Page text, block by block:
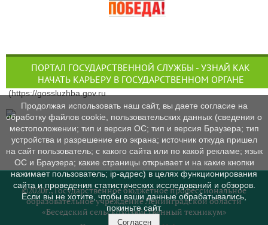
ПОРТАЛ ГОСУДАРСТВЕННОЙ СЛУЖБЫ - УЗНАЙ КАК
НАЧАТЬ КАРЬЕРУ В ГОСУДАРСТВЕННОМ ОРГАНЕ
(https://gossluzhba.gov.ru
©2020г., Государственное бюджетное профессиональное
образовательное учреждение Ленинградской области
«Беседский сельскохозяйственный техникум»
Продолжая использовать наш сайт, вы даете согласие на
обработку файлов cookie, пользовательских данных (сведения о
местоположении; тип и версия ОС; тип и версия Браузера; тип
устройства и разрешение его экрана; источник откуда пришел
на сайт пользователь; с какого сайта или по какой рекламе; язык
ОС и Браузера; какие страницы открывает и на какие кнопки
нажимает пользователь; ip-адрес) в целях функционирования
сайта и проведения статистических исследований и обзоров.
Если вы не хотите, чтобы ваши данные обрабатывались,
покиньте сайт.
Согласен